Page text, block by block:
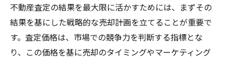
不動産査定の結果を最大限に活かすためには、まずその
結果を基にした戦略的な売却計画を立てることが重要で
す。査定価格は、市場での競争力を判断する指標とな
り、この価格を基に売却のタイミングやマーケティング